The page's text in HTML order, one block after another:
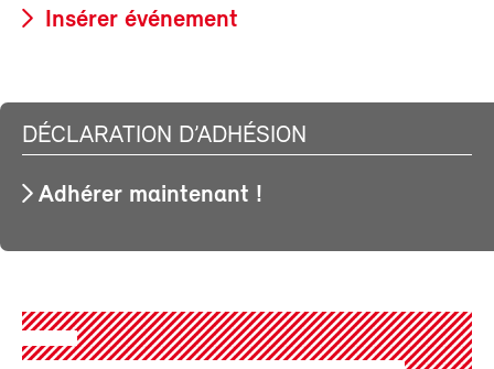
Insérer événement
DÉCLARATION D’ADHÉSION
Adhérer maintenant !